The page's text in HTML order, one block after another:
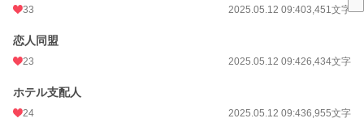
24h.ポイント
文字数
更新日時
初回公開日時 2025.05.12 09:40
初回完結日時
33 2025.05.12 09:403,451文字
恋人同盟
23 2025.05.12 09:426,434文字
ホテル支配人
24 2025.05.12 09:436,955文字